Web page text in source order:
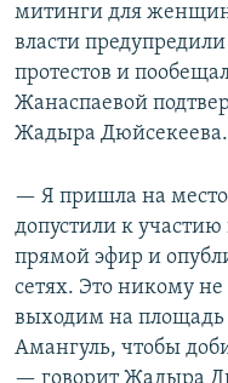
митинги для
власти
протестов и
Жанаспаевой
Жадыра Дюйсекеева.
— Я пришла на
допустили к
прямой эфир и
сетях. Это никому
выходим на площадь
Амангуль, чтобы